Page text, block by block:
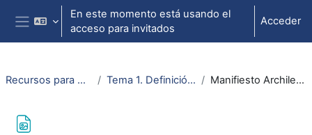
Salta al contenido principal
Panel lateral
En este momento está usando el
acceso para invitados
Acceder
Recursos para el aprendizaje del lenguaje administrativo Tema 1. Definición y características del lenguaje administrativo Manifiesto Archiletras - Por un Lenguaje Claro en la Administración